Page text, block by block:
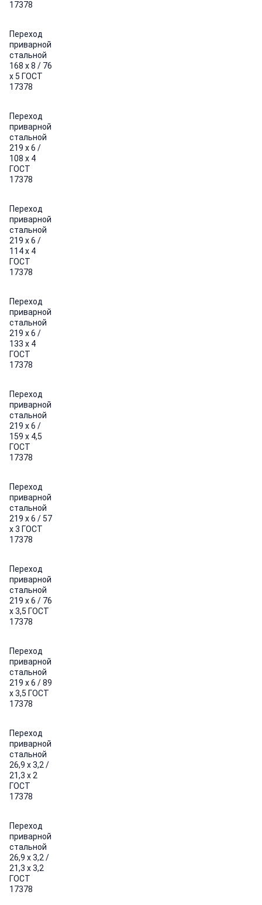
17378
Переход
приварной
стальной
168 х 8 / 76
х 5 ГОСТ
17378
Переход
приварной
стальной
219 х 6 /
108 х 4
ГОСТ
17378
Переход
приварной
стальной
219 х 6 /
114 х 4
ГОСТ
17378
Переход
приварной
стальной
219 х 6 /
133 х 4
ГОСТ
17378
Переход
приварной
стальной
219 х 6 /
159 х 4,5
ГОСТ
17378
Переход
приварной
стальной
219 х 6 / 57
х 3 ГОСТ
17378
Переход
приварной
стальной
219 х 6 / 76
х 3,5 ГОСТ
17378
Переход
приварной
стальной
219 х 6 / 89
х 3,5 ГОСТ
17378
Переход
приварной
стальной
26,9 х 3,2 /
21,3 х 2
ГОСТ
17378
Переход
приварной
стальной
26,9 х 3,2 /
21,3 х 3,2
ГОСТ
17378